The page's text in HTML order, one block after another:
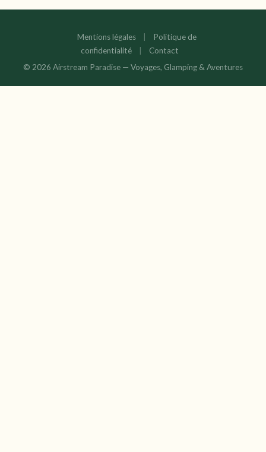
Mentions légales
Politique de
confidentialité
Contact
© 2026 Airstream Paradise — Voyages, Glamping & Aventures